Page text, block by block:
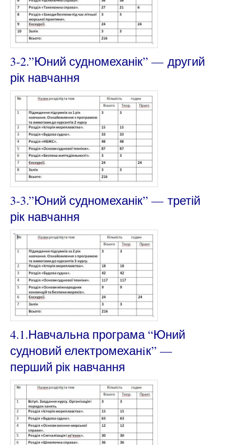
3-2.”Юний судномеханік” — другий
рік навчання
3-3.”Юний судномеханік” — третій
рік навчання
4.1.Навчальна програма “Юний
судновий електромеханiк” —
перший рік навчання